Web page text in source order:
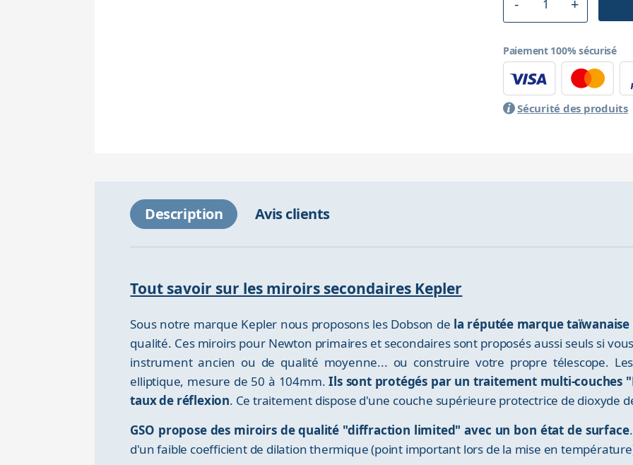
Paiement 100% sécurisé
Sécurité des produits
Description Avis clients
Tout savoir sur les miroirs secondaires Kepler
Sous notre marque Kepler nous proposons les Dobson de la réputée marque taïwanaise
qualité. Ces miroirs pour Newton primaires et secondaires sont proposés aussi seuls si
instrument ancien ou de qualité moyenne... ou construire votre propre télescope.
elliptique, mesure de 50 à 104mm.Ils sont protégés par un traitement multi-couches
taux de réflexion. Ce traitement dispose d'une couche supérieure protectrice de dioxyde
GSO propose des miroirs de qualité "diffraction limited" avec un bon état de surface
d'un faible coefficient de dilation thermique (point important lors de la mise en